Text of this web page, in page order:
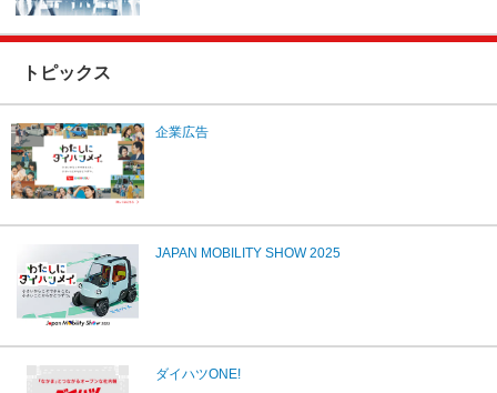
トピックス
企業広告
JAPAN MOBILITY SHOW 2025
ダイハツONE!